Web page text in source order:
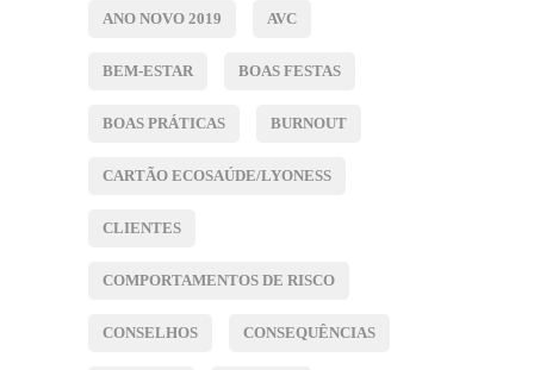
ANO NOVO 2019 AVC
BEM-ESTAR BOAS FESTAS
BOAS PRÁTICAS BURNOUT
CARTÃO ECOSAÚDE/LYONESS
CLIENTES
COMPORTAMENTOS DE RISCO
CONSELHOS CONSEQUÊNCIAS